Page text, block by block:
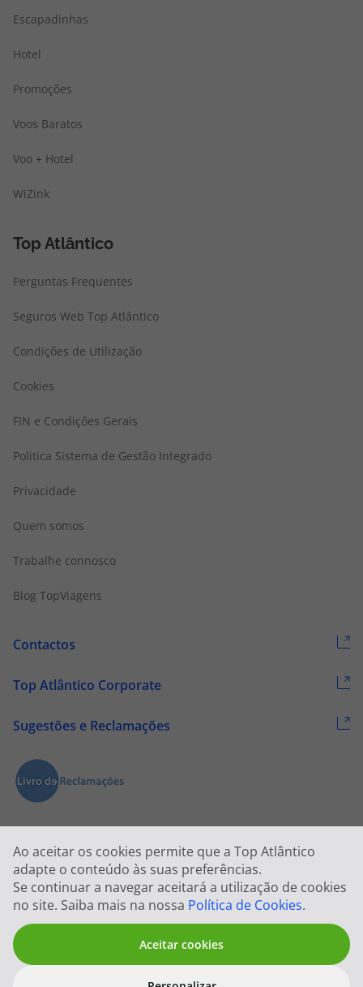
Ao aceitar os cookies permite que a Top Atlântico
adapte o conteúdo às suas preferências.
Se continuar a navegar aceitará a utilização de cookies
no site. Saiba mais na nossa Política de Cookies.
Aceitar cookies
Escapadinhas
Hotel
Promoções
Voos Baratos
Voo + Hotel
WiZink
Top Atlântico
Perguntas Frequentes
Seguros Web Top Atlântico
Condições de Utilização
Cookies
FIN e Condições Gerais
Politica Sistema de Gestão Integrado
Privacidade
Quem somos
Trabalhe connosco
Blog TopViagens
Contactos
Top Atlântico Corporate
Sugestões e Reclamações
2026 © Todos os direitos reservados:Top Atlântico, Viagens e Turismo